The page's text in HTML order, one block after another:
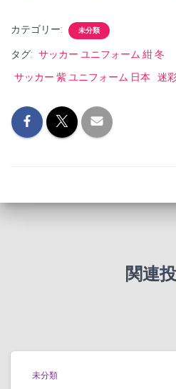
カテゴリー: 未分類
タグ: サッカー ユニフォーム 紺 冬
サッカー 紫 ユニフォーム 日本
迷
関連
未分類